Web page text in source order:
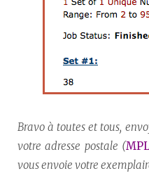
Bravo à toutes et tous,
votre adresse postale (
vous envoie votre